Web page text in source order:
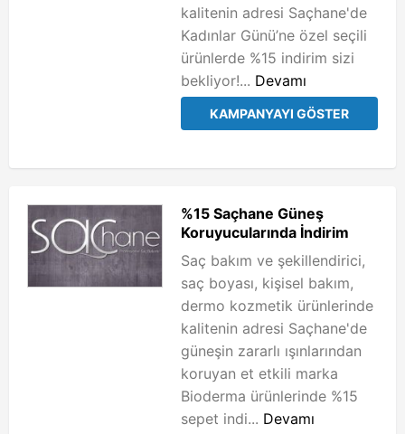
kalitenin adresi Saçhane'de
Kadınlar Günü’ne özel seçili
ürünlerde %15 indirim sizi
bekliyor!... Devamı
KAMPANYAYI GÖSTER
%15 Saçhane Güneş
Koruyucularında İndirim
Saç bakım ve şekillendirici,
saç boyası, kişisel bakım,
dermo kozmetik ürünlerinde
kalitenin adresi Saçhane'de
güneşin zararlı ışınlarından
koruyan et etkili marka
Bioderma ürünlerinde %15
sepet indi... Devamı